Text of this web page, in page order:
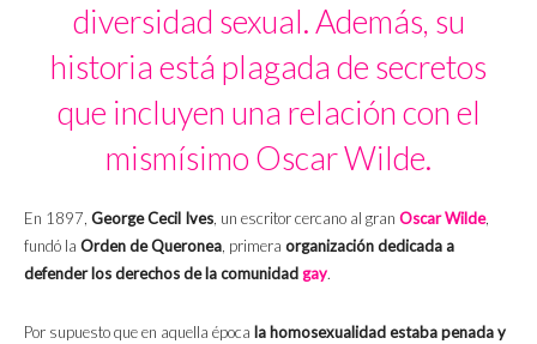
diversidad sexual. Además, su
historia está plagada de secretos
que incluyen una relación con el
mismísimo Oscar Wilde.
En 1897, George Cecil Ives, un escritor cercano al gran Oscar Wilde,
fundó la Orden de Queronea, primera organización dedicada a
defender los derechos de la comunidadgay.
Por supuesto que en aquella época la homosexualidad estaba penada y